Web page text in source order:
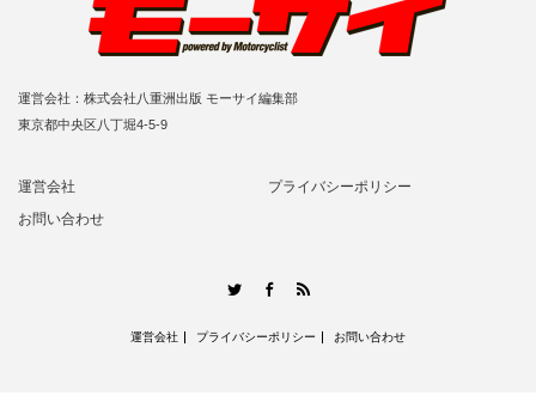
運営会社：株式会社八重洲出版 モーサイ編集部
東京都中央区八丁堀4-5-9
運営会社
プライバシーポリシー
お問い合わせ
TwitterFacebook
運営会社 プライバシーポリシー お問い合わせ